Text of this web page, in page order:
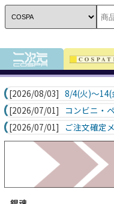
[2026/08/03] 8/4(火)～14(
[2026/07/01]
コンビニ・
[2026/07/01]
ご注文確定